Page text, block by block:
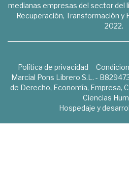
medianas empresas del sector del
Recuperación, Transformación y
2022.
Política de privacidad
Marcial Pons Librero S.L. -
de Derecho, Economía, Empresa,
Ciencias
Hospedaje y